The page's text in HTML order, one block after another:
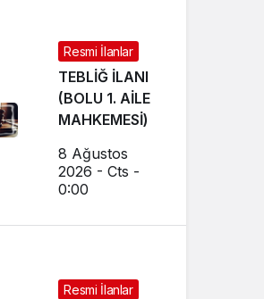
Resmi İlanlar
TEBLİĞ İLANI
(BOLU 1. AİLE
MAHKEMESİ)
8 Ağustos
2026 - Cts -
0:00
Resmi İlanlar